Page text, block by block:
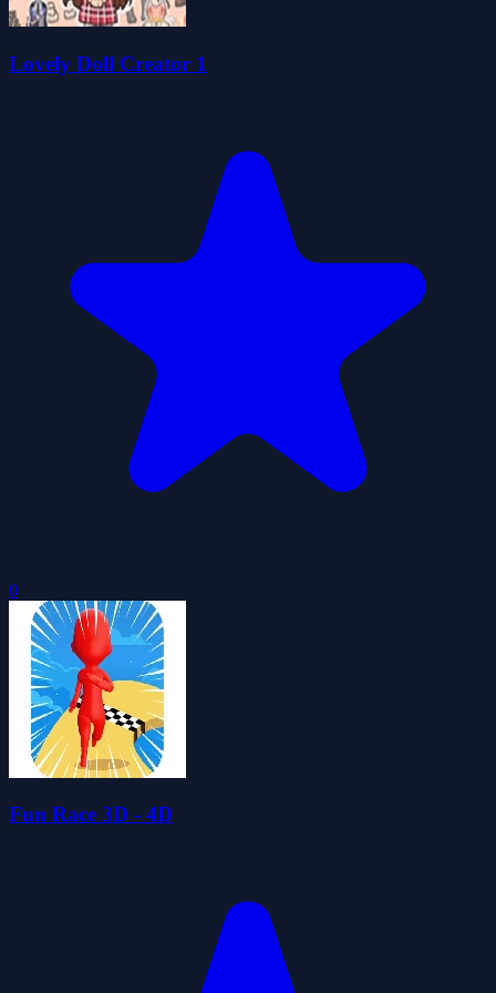
Lovely Doll Creator 1
0
Fun Race 3D - 4D